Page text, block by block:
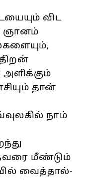
விட
ஞானம்
தான்
நாம்
மீண்டும்
வைத்தால்-